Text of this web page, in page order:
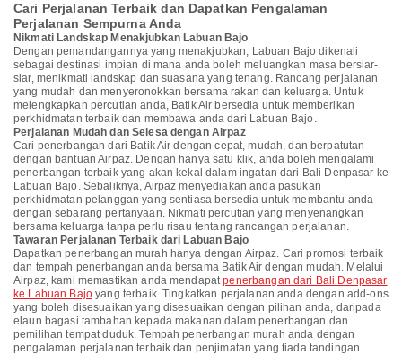
Cari Perjalanan Terbaik dan Dapatkan Pengalaman
Perjalanan Sempurna Anda
Nikmati Landskap Menakjubkan Labuan Bajo
Dengan pemandangannya yang menakjubkan, Labuan Bajo dikenali
sebagai destinasi impian di mana anda boleh meluangkan masa bersiar-
siar, menikmati landskap dan suasana yang tenang. Rancang perjalanan
yang mudah dan menyeronokkan bersama rakan dan keluarga. Untuk
melengkapkan percutian anda, Batik Air bersedia untuk memberikan
perkhidmatan terbaik dan membawa anda dari Labuan Bajo.
Perjalanan Mudah dan Selesa dengan Airpaz
Cari penerbangan dari Batik Air dengan cepat, mudah, dan berpatutan
dengan bantuan Airpaz. Dengan hanya satu klik, anda boleh mengalami
penerbangan terbaik yang akan kekal dalam ingatan dari Bali Denpasar ke
Labuan Bajo. Sebaliknya, Airpaz menyediakan anda pasukan
perkhidmatan pelanggan yang sentiasa bersedia untuk membantu anda
dengan sebarang pertanyaan. Nikmati percutian yang menyenangkan
bersama keluarga tanpa perlu risau tentang rancangan perjalanan.
Tawaran Perjalanan Terbaik dari Labuan Bajo
Dapatkan penerbangan murah hanya dengan Airpaz. Cari promosi terbaik
dan tempah penerbangan anda bersama Batik Air dengan mudah. Melalui
Airpaz, kami memastikan anda mendapatpenerbangan dari Bali Denpasar
ke Labuan Bajoyang terbaik. Tingkatkan perjalanan anda dengan add-ons
yang boleh disesuaikan yang disesuaikan dengan pilihan anda, daripada
elaun bagasi tambahan kepada makanan dalam penerbangan dan
pemilihan tempat duduk. Tempah penerbangan murah anda dengan
pengalaman perjalanan terbaik dan penjimatan yang tiada tandingan.